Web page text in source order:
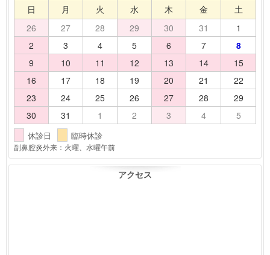
日 月 火 水 木 金
土
26
27 28 29 30 31
1
2
3 4 5 6 7
8
9
10 11 12 13 14
15
16
17 18 19 20 21
22
23
24 25 26 27 28
29
30
31 1 2 3 4 5
休診日 臨時休診
副鼻腔炎外来：火曜、水曜午前
アクセス